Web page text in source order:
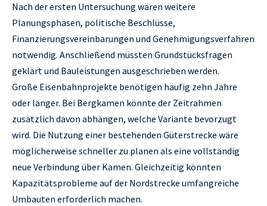
Nach der ersten Untersuchung wären weitere
Planungsphasen, politische Beschlüsse,
Finanzierungsvereinbarungen und Genehmigungsverfahren
notwendig. Anschließend müssten Grundstücksfragen
geklärt und Bauleistungen ausgeschrieben werden.
Große Eisenbahnprojekte benötigen häufig zehn Jahre
oder länger. Bei Bergkamen könnte der Zeitrahmen
zusätzlich davon abhängen, welche Variante bevorzugt
wird. Die Nutzung einer bestehenden Güterstrecke wäre
möglicherweise schneller zu planen als eine vollständig
neue Verbindung über Kamen. Gleichzeitig könnten
Kapazitätsprobleme auf der Nordstrecke umfangreiche
Umbauten erforderlich machen.